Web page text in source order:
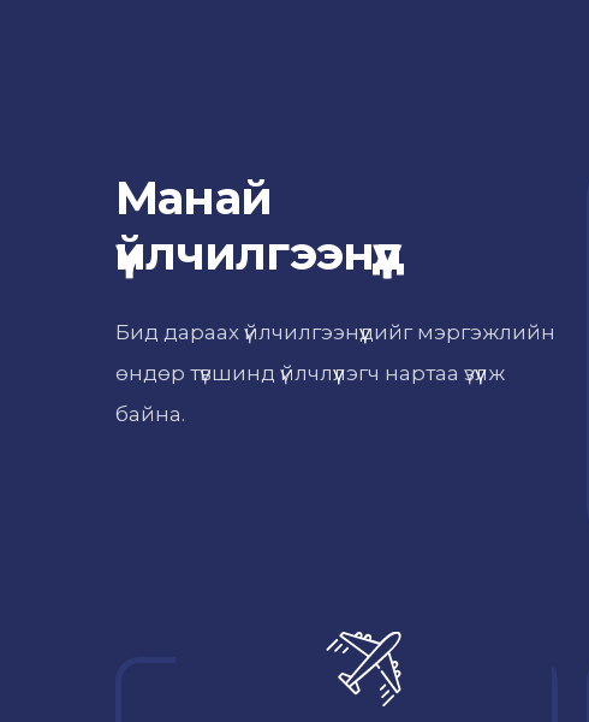
Манай
үйлчилгээнүүд
Бид дараах үйлчилгээнүүдийг мэргэжлийн
өндөр түвшинд үйлчлүүлэгч нартаа үзүүлж
байна.